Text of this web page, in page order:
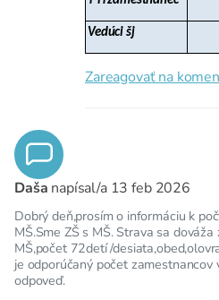
Vedúci šj
Zareagovať na
Daša napísal/a 13 feb 2026
Dobrý deň,prosím o informáciu k
MŠ.Sme ZŠ s MŠ. Strava sa
MŠ,počet 72detí /
je odporúčaný počet zamestnancov
odpoveď.